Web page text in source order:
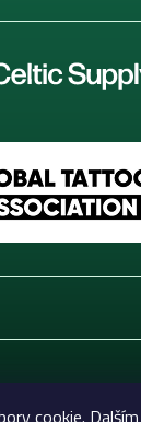
cookie.